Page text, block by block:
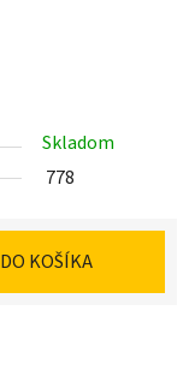
Skladom
778
DO KOŠÍKA